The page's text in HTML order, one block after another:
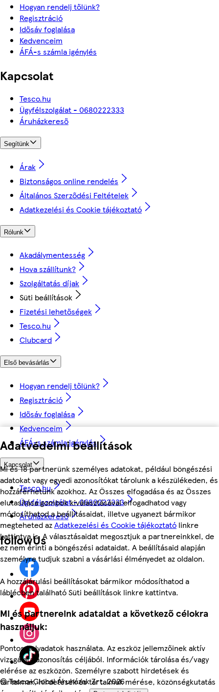
Adatvédelmi beállítások
Mi és 18 partnerünk személyes adatokat, például böngészési
adatokat vagy egyedi azonosítókat tárolunk a készülékeden, és
hozzáférhetünk azokhoz. Az Összes elfogadása és az Összes
elutasítása gombok kiválasztásával elfogadhatod vagy
módosíthatod a beállításaidat, illetve ugyanezt bármikor
megteheted azAdatkezelési és Cookie tájékoztató linkre
kattintva is. A választásaidat megosztjuk a partnereinkkel, de
ez nem érinti a böngészési adataidat. A beállításaid alapján
személyre tudjuk szabni a vásárlási élményedet az oldalon.
A hozzájárulási beállításokat bármikor módosíthatod a
láblécben található Süti beállítások linkre kattintva.
Mi és partnereink adataidat a következő célokra
használjuk:
Pontos helyadatok használata. Az eszköz jellemzőinek aktív
vizsgálata azonosítás céljából. Információk tárolása és/vagy
elérése az eszközön. Személyre szabott hirdetések és
tartalmak, hirdetések és tartalmak mérése, közönségkutatás
Hogyan rendelj tőlünk?
Regisztráció
Idősáv foglalása
Kedvenceim
ÁFÁ-s számla igénylés
Kapcsolat
Tesco.hu
Ügyfélszolgálat - 0680222333
Áruházkereső
Segítünk
Árak
Biztonságos online rendelés
Általános Szerződési Feltételek
Adatkezelési és Cookie tájékoztató
Rólunk
Akadálymentesség
Hova szállítunk?
Szolgáltatás díjak
Süti beállítások
Fizetési lehetőségek
Tesco.hu
Clubcard
Első bevásárlás
Hogyan rendelj tőlünk?
Regisztráció
Idősáv foglalása
Kedvenceim
ÁFÁ-s számla igénylés
Kapcsolat
Tesco.hu
Ügyfélszolgálat - 0680222333
Áruházkereső
followUs
©Tesco-Global Áruházak Zrt. 2026